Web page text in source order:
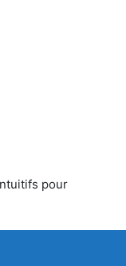
pour